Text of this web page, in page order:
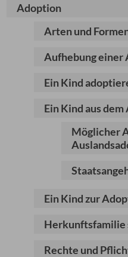
Adoption
Arten und
Aufhebung einer
Ein Kind
Ein Kind aus
Möglicher
Ein Kind zur
Herkunftsfamilie
Rechte und